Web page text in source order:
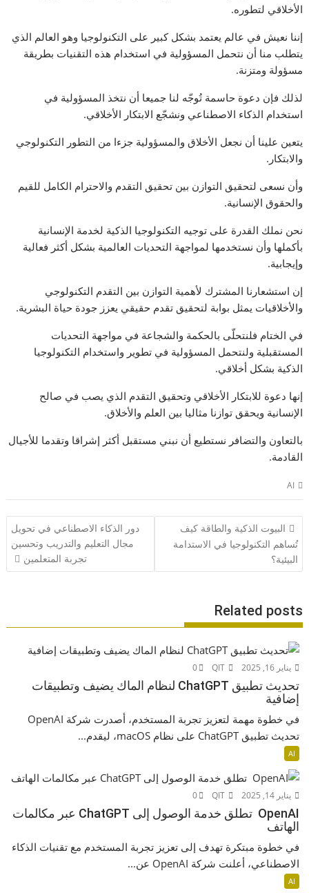
الأخلاقي لتطوره.
إننا نعيش في عالم يعتمد بشكل كبير على التكنولوجيا وهو العالم الذي
يتطلب منا أن نتحمل المسؤولية في استخدام هذه التقنيات بطريقة
مسؤولة ومتزنة.
لذلك فإن دعوة حاسمة تُوجّه لنا جميعا أن نتخذ المسؤولية في
استخدام الذكاء الاصطناعي ونشجّع الابتكار الأخلاقي.
يتعين علينا أن نجعل الأخلاق والمسؤولية جزءا من التطور التكنولوجي
والابتكار.
وأن نسعى لتحقيق التوازن بين تحقيق التقدم والاحترام الكامل للقيم
والحقوق الإنسانية.
نحن نملك القدرة على توجيه التكنولوجيا الذكية لخدمة الإنسانية
بأكملها وأن نستخدمها لمواجهة التحديات العالمية بشكل أكثر فعالية
وإيجابية.
إن استشعارنا المشترك لأهمية التوازن بين التقدم التكنولوجي
والأخلاقيات يمثل بوابة لتحقيق تقدم حقيقي يعزز جودة حياة البشرية.
في الختام فلنتحلّى بالحكمة والشجاعة في مواجهة التحديات
المستقبلية ولنتحمل المسؤولية في تطوير واستخدام التكنولوجيا
الذكية بشكل أخلاقي.
إنها دعوة للابتكار الأخلاقي وتحقيق التقدم الذي يصب في صالح
الإنسانية ويحقق توازنا مثاليا بين العلم والأخلاق.
بالتعاون والتضافر نستطيع أن نبني مستقبل أكثر إشراقا وتقدما للأجيال
القادمة.
AI
تصفّح
المقالات
البيوت الذكية والطاقة كيف
تُساهم التكنولوجيا في الاستدامة
البيئية؟
دور الذكاء الاصطناعي في تحويل
مجال التعليم والتدريب وتحسين
تجربة المتعلمين
Related posts
يناير 16, 2025 QIT
0
تحديث تطبيق ChatGPT لنظام الماك يضيف وتطبيقات
إضافية
في خطوة مهمة لتعزيز تجربة المستخدم، أصدرت شركة OpenAI
تحديث تطبيق ChatGPT على نظام macOS، ليقدم...
AI
يناير 14, 2025 QIT
0
OpenAI تطلق خدمة الوصول إلى ChatGPT عبر مكالمات
الهاتف
في خطوة مبتكرة تهدف إلى تعزيز تجربة المستخدم مع تقنيات الذكاء
الاصطناعي، أعلنت شركة OpenAI عن...
AI